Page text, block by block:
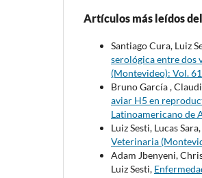
Artículos más leídos
Santiago Cura, Luiz
serológica entre dos
(Montevideo): Vol.
Bruno García ,
aviar H5 en
Latinoamericano de
Luiz Sesti, Lucas
Veterinaria
Adam Jbenyeni,
Luiz Sesti,